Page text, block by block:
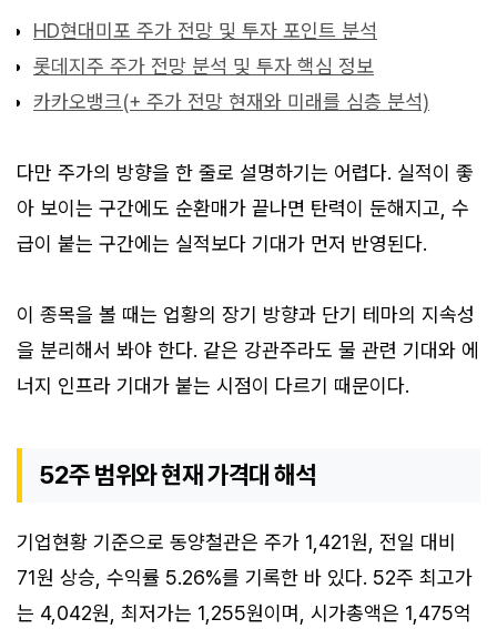
HD현대미포 주가 전망 및 투자 포인트 분석
롯데지주 주가 전망 분석 및 투자 핵심 정보
카카오뱅크(+ 주가 전망 현재와 미래를 심층 분석)
다만 주가의 방향을 한 줄로 설명하기는 어렵다. 실적이 좋
아 보이는 구간에도 순환매가 끝나면 탄력이 둔해지고, 수
급이 붙는 구간에는 실적보다 기대가 먼저 반영된다.
이 종목을 볼 때는 업황의 장기 방향과 단기 테마의 지속성
을 분리해서 봐야 한다. 같은 강관주라도 물 관련 기대와 에
너지 인프라 기대가 붙는 시점이 다르기 때문이다.
52주 범위와 현재 가격대 해석
기업현황 기준으로 동양철관은 주가 1,421원, 전일 대비
71원 상승, 수익률 5.26%를 기록한 바 있다. 52주 최고가
는 4,042원, 최저가는 1,255원이며, 시가총액은 1,475억